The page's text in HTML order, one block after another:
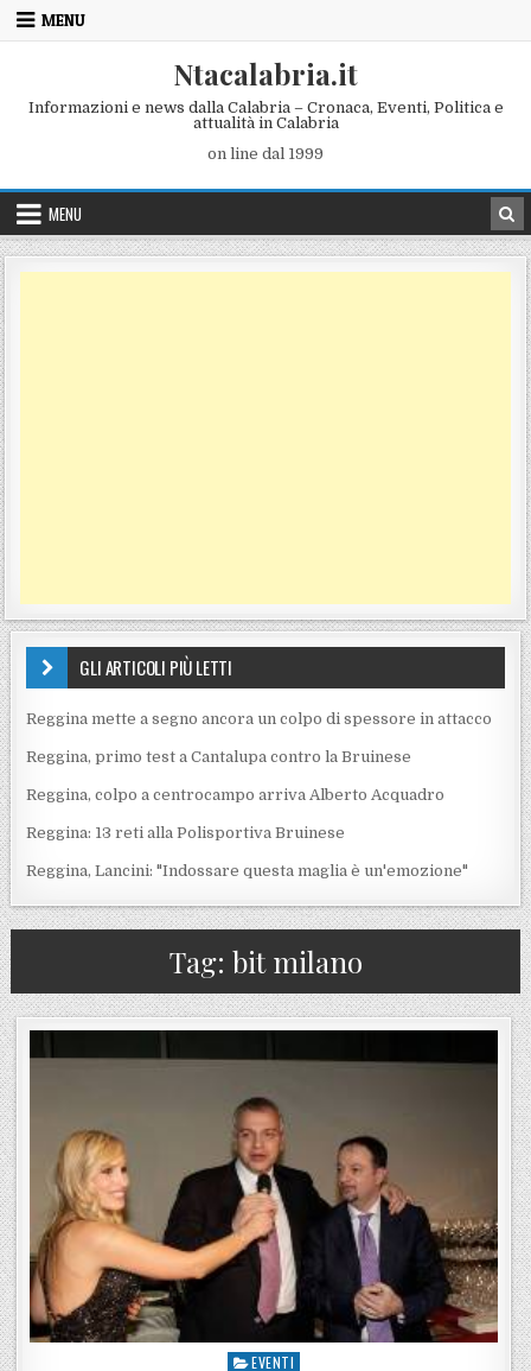
Skip to content
MENU
Ntacalabria.it
Informazioni e news dalla Calabria – Cronaca, Eventi, Politica e
attualità in Calabria
on line dal 1999
MENU
GLI ARTICOLI PIÙ LETTI
Reggina mette a segno ancora un colpo di spessore in attacco
Reggina, primo test a Cantalupa contro la Bruinese
Reggina, colpo a centrocampo arriva Alberto Acquadro
Reggina: 13 reti alla Polisportiva Bruinese
Reggina, Lancini: "Indossare questa maglia è un'emozione"
Tag: bit milano
Posted in
EVENTI